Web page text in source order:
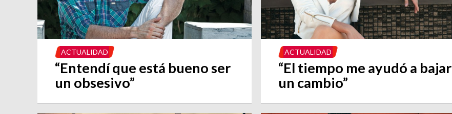
ACTUALIDAD
“Entendí que está bueno ser
un obsesivo”
ACTUALIDAD
“El tiempo me ayudó a bajar
un cambio”